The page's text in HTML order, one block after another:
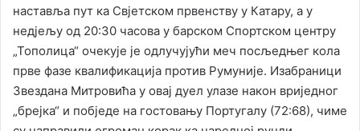
наставља пут ка Свјетском првенству у Катару, а у
нед‌јељу од 20:30 часова у барском Спортском центру
„Тополица“ очекује је одлучујући меч посљедњег кола
прве фазе квалификација против Румуније. Изабраници
Звездана Митровића у овај дуел улазе након вриједног
„брејка“ и побједе на гостовању Португалу (72:68), чиме